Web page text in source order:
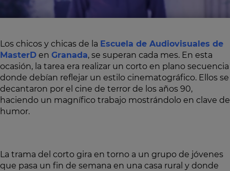
Los chicos y chicas de la Escuela de Audiovisuales de
MasterD en Granada, se superan cada mes. En esta
ocasión, la tarea era realizar un corto en plano secuencia
donde debían reflejar un estilo cinematográfico. Ellos se
decantaron por el cine de terror de los años 90,
haciendo un magnífico trabajo mostrándolo en clave de
humor.
La trama del corto gira en torno a un grupo de jóvenes
que pasa un fin de semana en una casa rural y donde